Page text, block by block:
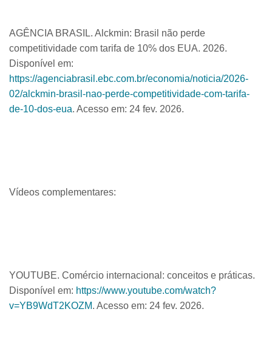
AGÊNCIA BRASIL. Alckmin: Brasil não perde
competitividade com tarifa de 10% dos EUA. 2026.
Disponível em:
https://agenciabrasil.ebc.com.br/economia/noticia/2026-
02/alckmin-brasil-nao-perde-competitividade-com-tarifa-
de-10-dos-eua. Acesso em: 24 fev. 2026.
Vídeos complementares:
YOUTUBE. Comércio internacional: conceitos e práticas.
Disponível em: https://www.youtube.com/watch?
v=YB9WdT2KOZM. Acesso em: 24 fev. 2026.